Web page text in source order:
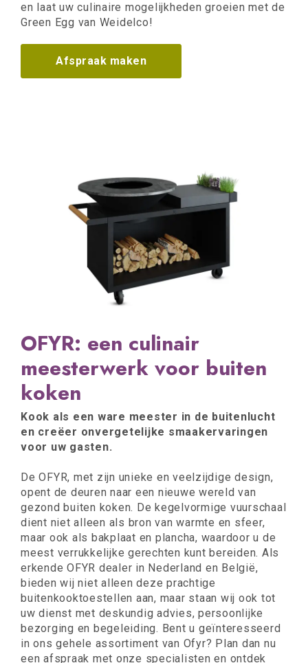
en laat uw culinaire mogelijkheden groeien met de
Green Egg van Weidelco!
Afspraak maken
OFYR: een culinair
meesterwerk voor buiten
koken
Kook als een ware meester in de buitenlucht
en creëer onvergetelijke smaakervaringen
voor uw gasten.
De OFYR, met zijn unieke en veelzijdige design,
opent de deuren naar een nieuwe wereld van
gezond buiten koken. De kegelvormige vuurschaal
dient niet alleen als bron van warmte en sfeer,
maar ook als bakplaat en plancha, waardoor u de
meest verrukkelijke gerechten kunt bereiden. Als
erkende OFYR dealer in Nederland en België,
bieden wij niet alleen deze prachtige
buitenkooktoestellen aan, maar staan wij ook tot
uw dienst met deskundig advies, persoonlijke
bezorging en begeleiding. Bent u geïnteresseerd
in ons gehele assortiment van Ofyr? Plan dan nu
een afspraak met onze specialisten en ontdek